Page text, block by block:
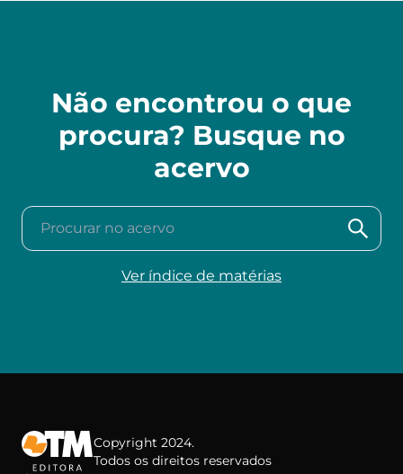
Não encontrou o que
procura? Busque no
acervo
Procurar no acervo
Ver índice de matérias
Copyright 2024.
Todos os direitos reservados